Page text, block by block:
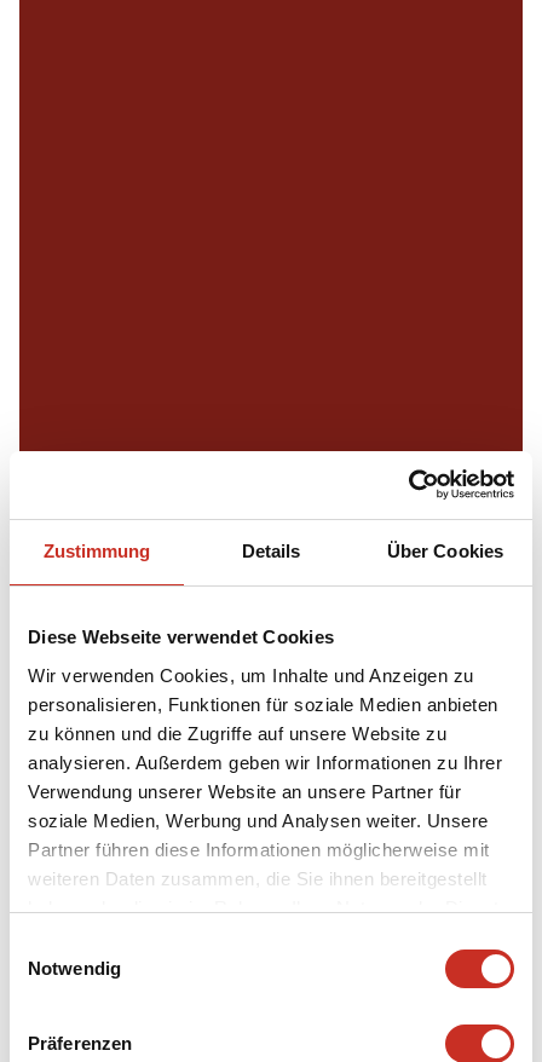
Zustimmung Details Über Cookies
Diese Webseite verwendet Cookies
Wir verwenden Cookies, um Inhalte und Anzeigen zu
personalisieren, Funktionen für soziale Medien anbieten
zu können und die Zugriffe auf unsere Website zu
analysieren. Außerdem geben wir Informationen zu Ihrer
Verwendung unserer Website an unsere Partner für
soziale Medien, Werbung und Analysen weiter. Unsere
Partner führen diese Informationen möglicherweise mit
weiteren Daten zusammen, die Sie ihnen bereitgestellt
haben oder die sie im Rahmen Ihrer Nutzung der Dienste
Notwendig
Präferenzen